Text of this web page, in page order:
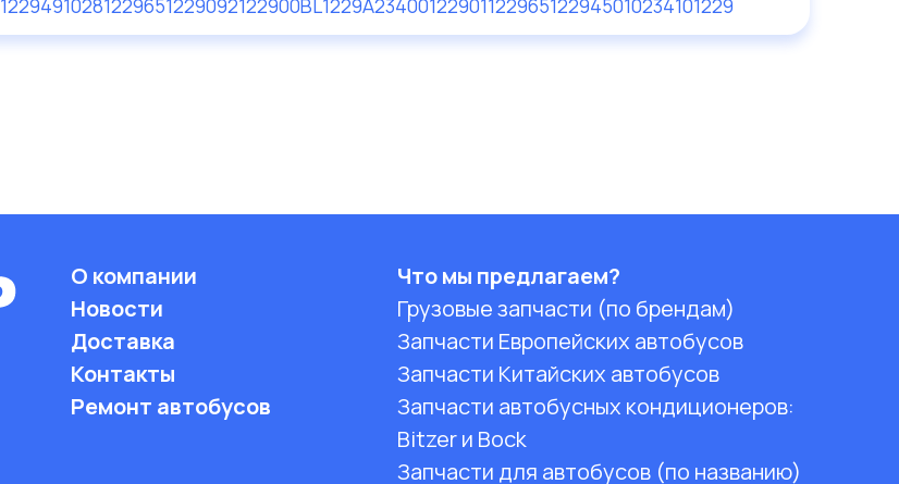
О компании
Новости
Доставка
Контакты
Ремонт автобусов
Что мы предлагаем?
Грузовые запчасти (по брендам)
Запчасти Европейских автобусов
Запчасти Китайских автобусов
Запчасти автобусных кондиционеров:
Bitzer и Bock
Запчасти для автобусов (по названию)